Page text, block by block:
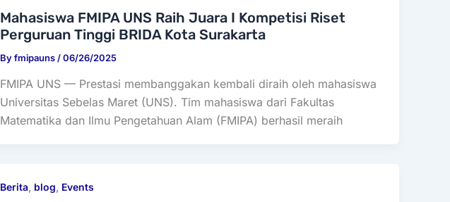
Mahasiswa FMIPA UNS Raih Juara I Kompetisi Riset
Perguruan Tinggi BRIDA Kota Surakarta
Byfmipauns /06/26/2025
FMIPA UNS — Prestasi membanggakan kembali diraih oleh mahasiswa
Universitas Sebelas Maret (UNS). Tim mahasiswa dari Fakultas
Matematika dan Ilmu Pengetahuan Alam (FMIPA) berhasil meraih
Berita, blog, Events